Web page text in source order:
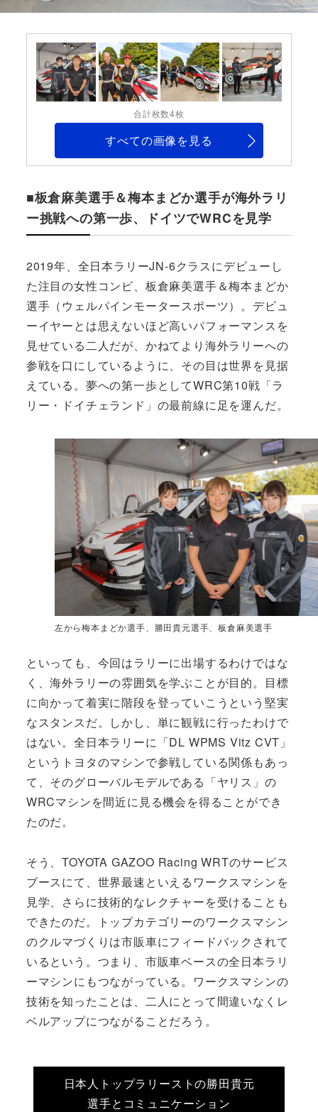
合計枚数4枚
すべての画像を見る
■板倉麻美選手＆梅本まどか選手が海外ラリ
ー挑戦への第一歩、ドイツでWRCを見学
2019年、全日本ラリーJN-6クラスにデビューし
た注目の女性コンビ、板倉麻美選手＆梅本まどか
選手（ウェルパインモータースポーツ）。デビュ
ーイヤーとは思えないほど高いパフォーマンスを
見せている二人だが、かねてより海外ラリーへの
参戦を口にしているように、その目は世界を見据
えている。夢への第一歩としてWRC第10戦「ラ
リー・ドイチェランド」の最前線に足を運んだ。
左から梅本まどか選手、勝田貴元選手、板倉麻美選手
といっても、今回はラリーに出場するわけではな
く、海外ラリーの雰囲気を学ぶことが目的。目標
に向かって着実に階段を登っていこうという堅実
なスタンスだ。しかし、単に観戦に行ったわけで
はない。全日本ラリーに「DL WPMS Vitz CVT」
というトヨタのマシンで参戦している関係もあっ
て、そのグローバルモデルである「ヤリス」の
WRCマシンを間近に見る機会を得ることができ
たのだ。
そう、TOYOTA GAZOO Racing WRTのサービス
ブースにて、世界最速といえるワークスマシンを
見学、さらに技術的なレクチャーを受けることも
できたのだ。トップカテゴリーのワークスマシン
のクルマづくりは市販車にフィードバックされて
いるという。つまり、市販車ベースの全日本ラリ
ーマシンにもつながっている。ワークスマシンの
技術を知ったことは、二人にとって間違いなくレ
ベルアップにつながることだろう。
日本人トップラリーストの勝田貴元
選手とコミュニケーション